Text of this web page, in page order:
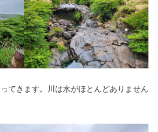
てきます。川は水がほとんどありません